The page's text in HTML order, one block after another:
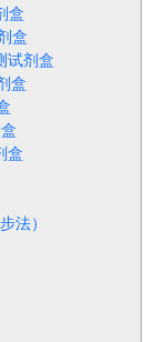
盒
盒
试剂盒
盒
盒
法）